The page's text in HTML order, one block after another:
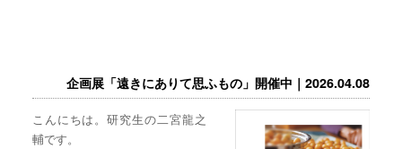
企画展「遠きにありて思ふもの」開催中｜2026.04.08
こんにちは。研究生の二宮龍之
輔です。